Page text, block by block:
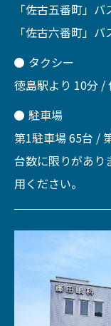
「佐古五番町」
「佐古六番町」
タクシー
徳島駅より 10分 /
駐車場
第1駐車場 65台 /
台数に限りがあり
用ください。